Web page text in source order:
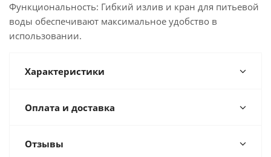
Функциональность: Гибкий излив и кран для питьевой
воды обеспечивают максимальное удобство в
использовании.
Характеристики
Оплата и доставка
Отзывы